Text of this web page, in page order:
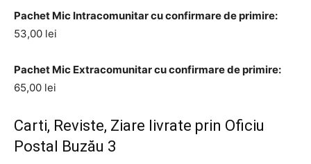
Pachet Mic Intracomunitar cu confirmare de primire:
53,00 lei
Pachet Mic Extracomunitar cu confirmare de primire:
65,00 lei
Carti, Reviste, Ziare livrate prin Oficiu
Postal Buzău 3